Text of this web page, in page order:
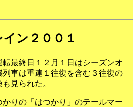
イン２００１
最終日１２月１日はシーズンオ
車は重連１往復を含む３往復の
見られた。
りの「はつかり」のテールマー